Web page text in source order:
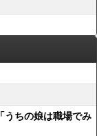
うちの娘は職場でみ